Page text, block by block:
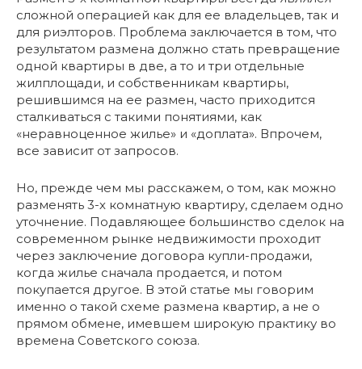
сложной операцией как для ее владельцев, так и
для риэлторов. Проблема заключается в том, что
результатом размена должно стать превращение
одной квартиры в две, а то и три отдельные
жилплощади, и собственникам квартиры,
решившимся на ее размен, часто приходится
сталкиваться с такими понятиями, как
«неравноценное жилье» и «доплата». Впрочем,
все зависит от запросов.
Но, прежде чем мы расскажем, о том, как можно
разменять 3-х комнатную квартиру, сделаем одно
уточнение. Подавляющее большинство сделок на
современном рынке недвижимости проходит
через заключение договора купли-продажи,
когда жилье сначала продается, и потом
покупается другое. В этой статье мы говорим
именно о такой схеме размена квартир, а не о
прямом обмене, имевшем широкую практику во
времена Советского союза.